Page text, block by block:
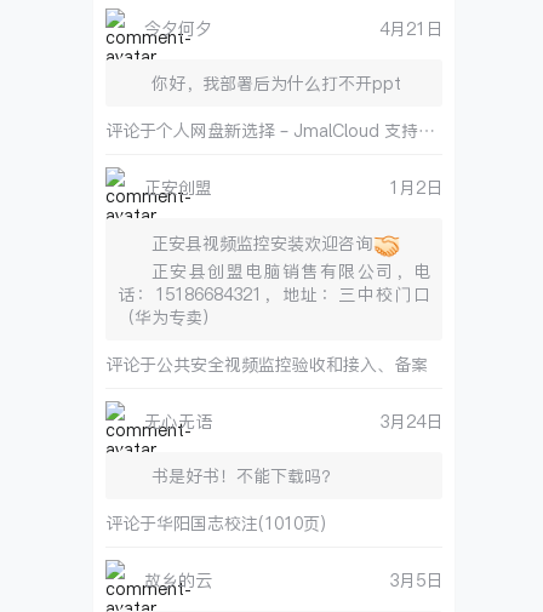
今夕何夕 4月21日
你好，我部署后为什么打不开ppt
评论于个人网盘新选择 – JmalCloud 支持博客和在线文档
正安创盟 1月2日
正安县视频监控安装欢迎咨询
正安县创盟电脑销售有限公司，电
话：15186684321，地址：三中校门口
（华为专卖）
评论于公共安全视频监控验收和接入、备案
无心无语 3月24日
书是好书！不能下载吗？
评论于华阳国志校注(1010页)
故乡的云 3月5日